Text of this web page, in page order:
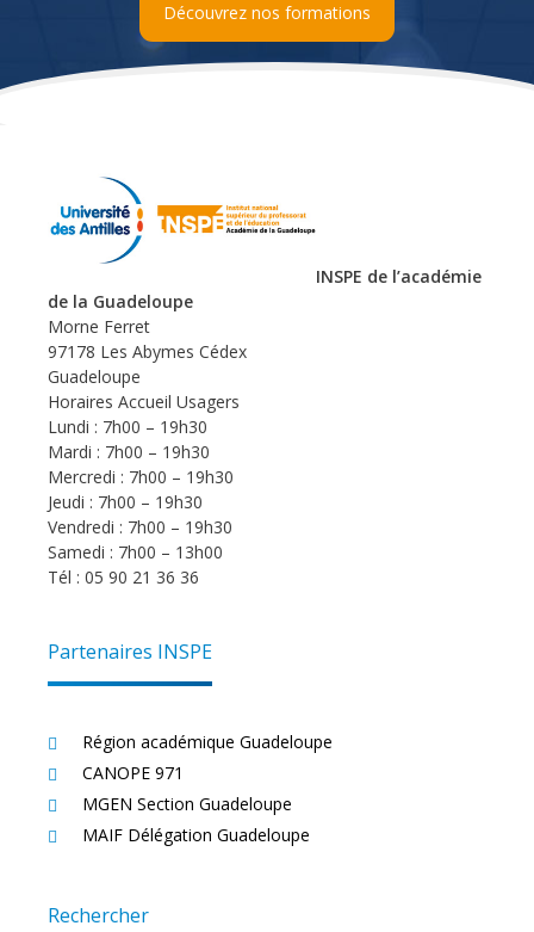
Découvrez nos formations
INSPE de l’académie
de la Guadeloupe
Morne Ferret
97178 Les Abymes Cédex
Guadeloupe
Horaires Accueil Usagers
Lundi : 7h00 – 19h30
Mardi : 7h00 – 19h30
Mercredi : 7h00 – 19h30
Jeudi : 7h00 – 19h30
Vendredi : 7h00 – 19h30
Samedi : 7h00 – 13h00
Tél : 05 90 21 36 36
Partenaires INSPE
Région académique Guadeloupe
CANOPE 971
MGEN Section Guadeloupe
MAIF Délégation Guadeloupe
Rechercher